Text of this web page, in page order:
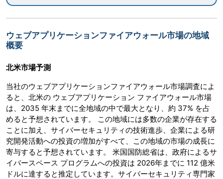
ウェブアプリケーションファイアウォール市場の地域
概要
北米市場予測
当社のウェブアプリケーションファイアウォール市場調査によ
ると、北米の ウェブアプリケーション ファイアウォール市場
は、2035 年末までに全地域の中で最大となり、約 37% を占
めると予想されています。 この地域には多数の企業が存在する
ことに加え、サイバーセキュリティの技術進歩、企業による研
究開発活動への投資の増加がすべて、この地域の市場の成長に
寄与すると予想されています。 米国国防総省は、政府によるサ
イバースペース プログラムへの投資は 2026年までに 112 億米
ドルに達すると推定しています。サイバーセキュリティ専門家